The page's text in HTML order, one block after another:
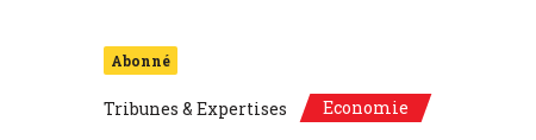
Abonné
Tribunes & Expertises Economie